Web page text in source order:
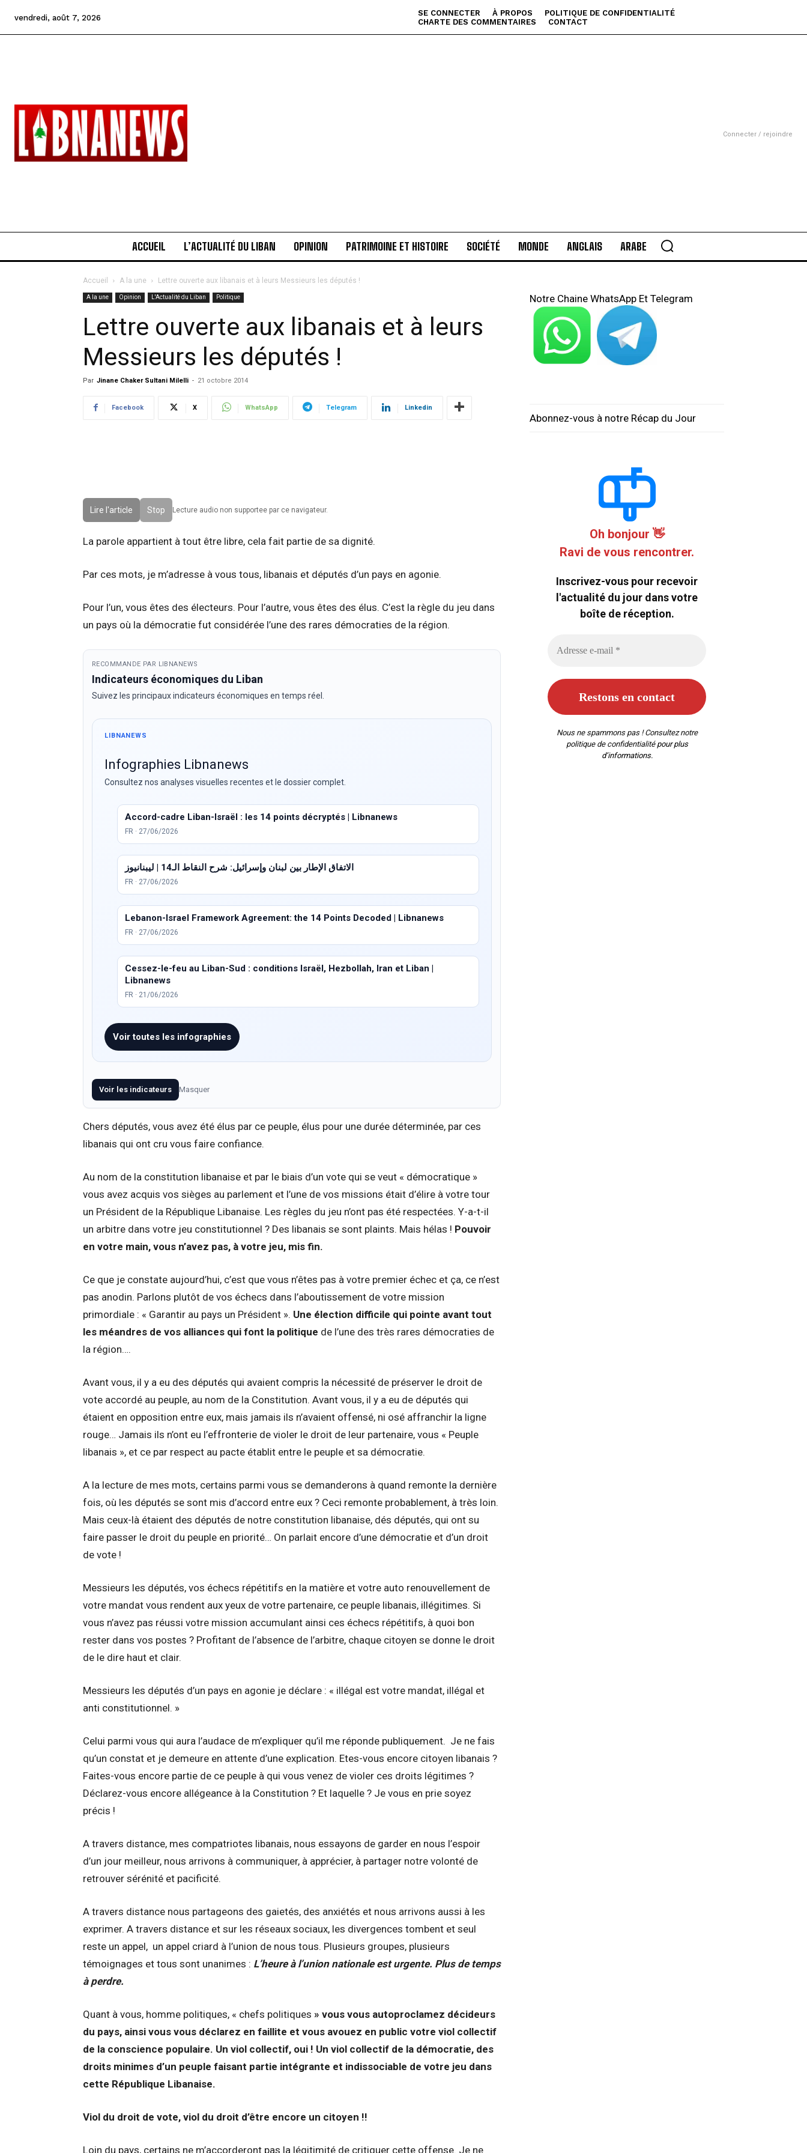
vendredi, août 7, 2026 SE CONNECTER À PROPOS
POLITIQUE DE CONFIDENTIALITÉ
CHARTE DES COMMENTAIRES
CONTACT
Connecter / rejoindre
ACCUEIL L’ACTUALITÉ DU LIBAN OPINION PATRIMOINE ET HISTOIRE SOCIÉTÉ MONDE ANGLAIS ARABE
Accueil A la une Lettre ouverte aux libanais et à leurs Messieurs les députés !
A la une Opinion L'Actualité du Liban Politique
Lettre ouverte aux libanais et à leurs
Messieurs les députés !
Par Jinane Chaker Sultani Milelli - 21 octobre 2014
Facebook X WhatsApp Telegram Linkedin
Lire l'article Stop Lecture audio non supportee par ce navigateur.
La parole appartient à tout être libre, cela fait partie de sa dignité.
Par ces mots, je m’adresse à vous tous, libanais et députés d’un pays en agonie.
Pour l’un, vous êtes des électeurs. Pour l’autre, vous êtes des élus. C’est la règle du jeu dans
un pays où la démocratie fut considérée l’une des rares démocraties de la région.
RECOMMANDE PAR LIBNANEWS
Indicateurs économiques du Liban
Suivez les principaux indicateurs économiques en temps réel.
LIBNANEWS
Infographies Libnanews
Consultez nos analyses visuelles recentes et le dossier complet.
Accord-cadre Liban-Israël : les 14 points décryptés | Libnanews
FR · 27/06/2026
الاتفاق الإطار بين لبنان وإسرائيل: شرح النقاط الـ14 | ليبنانيوز
FR · 27/06/2026
Lebanon-Israel Framework Agreement: the 14 Points Decoded | Libnanews
FR · 27/06/2026
Cessez-le-feu au Liban-Sud : conditions Israël, Hezbollah, Iran et Liban |
Libnanews
FR · 21/06/2026
Voir toutes les infographies
Voir les indicateurs Masquer
Chers députés, vous avez été élus par ce peuple, élus pour une durée déterminée, par ces
libanais qui ont cru vous faire confiance.
Au nom de la constitution libanaise et par le biais d’un vote qui se veut « démocratique »
vous avez acquis vos sièges au parlement et l’une de vos missions était d’élire à votre tour
un Président de la République Libanaise. Les règles du jeu n’ont pas été respectées. Y-a-t-il
un arbitre dans votre jeu constitutionnel ? Des libanais se sont plaints. Mais hélas ! Pouvoir
en votre main, vous n’avez pas, à votre jeu, mis fin.
Ce que je constate aujourd’hui, c’est que vous n’êtes pas à votre premier échec et ça, ce n’est
pas anodin. Parlons plutôt de vos échecs dans l’aboutissement de votre mission
primordiale : « Garantir au pays un Président ». Une élection difficile qui pointe avant tout
les méandres de vos alliances qui font la politique de l’une des très rares démocraties de
la région….
Avant vous, il y a eu des députés qui avaient compris la nécessité de préserver le droit de
vote accordé au peuple, au nom de la Constitution. Avant vous, il y a eu de députés qui
étaient en opposition entre eux, mais jamais ils n’avaient offensé, ni osé affranchir la ligne
rouge… Jamais ils n’ont eu l’effronterie de violer le droit de leur partenaire, vous « Peuple
libanais », et ce par respect au pacte établit entre le peuple et sa démocratie.
A la lecture de mes mots, certains parmi vous se demanderons à quand remonte la dernière
fois, où les députés se sont mis d’accord entre eux ? Ceci remonte probablement, à très loin.
Mais ceux-là étaient des députés de notre constitution libanaise, dés députés, qui ont su
faire passer le droit du peuple en priorité… On parlait encore d’une démocratie et d’un droit
de vote !
Messieurs les députés, vos échecs répétitifs en la matière et votre auto renouvellement de
votre mandat vous rendent aux yeux de votre partenaire, ce peuple libanais, illégitimes. Si
vous n’avez pas réussi votre mission accumulant ainsi ces échecs répétitifs, à quoi bon
rester dans vos postes ? Profitant de l’absence de l’arbitre, chaque citoyen se donne le droit
de le dire haut et clair.
Messieurs les députés d’un pays en agonie je déclare : « illégal est votre mandat, illégal et
anti constitutionnel. »
Celui parmi vous qui aura l’audace de m’expliquer qu’il me réponde publiquement. Je ne fais
qu’un constat et je demeure en attente d’une explication. Etes-vous encore citoyen libanais ?
Faites-vous encore partie de ce peuple à qui vous venez de violer ces droits légitimes ?
Déclarez-vous encore allégeance à la Constitution ? Et laquelle ? Je vous en prie soyez
précis !
A travers distance, mes compatriotes libanais, nous essayons de garder en nous l’espoir
d’un jour meilleur, nous arrivons à communiquer, à apprécier, à partager notre volonté de
retrouver sérénité et pacificité.
A travers distance nous partageons des gaietés, des anxiétés et nous arrivons aussi à les
exprimer. A travers distance et sur les réseaux sociaux, les divergences tombent et seul
reste un appel, un appel criard à l’union de nous tous. Plusieurs groupes, plusieurs
témoignages et tous sont unanimes : L’heure à l’union nationale est urgente. Plus de temps
à perdre.
Quant à vous, homme politiques, « chefs politiques » vous vous autoproclamez décideurs
du pays, ainsi vous vous déclarez en faillite et vous avouez en public votre viol collectif
de la conscience populaire. Un viol collectif, oui ! Un viol collectif de la démocratie, des
droits minimes d’un peuple faisant partie intégrante et indissociable de votre jeu dans
cette République Libanaise.
Viol du droit de vote, viol du droit d’être encore un citoyen !!
Loin du pays, certains ne m’accorderont pas la légitimité de critiquer cette offense. Je ne
Notre Chaine WhatsApp Et Telegram
Abonnez-vous à notre Récap du Jour
Oh bonjour 👋
Ravi de vous rencontrer.
Inscrivez-vous pour recevoir
l'actualité du jour dans votre
boîte de réception.
Nous ne spammons pas ! Consultez notre
politique de confidentialitépour plus
d’informations.